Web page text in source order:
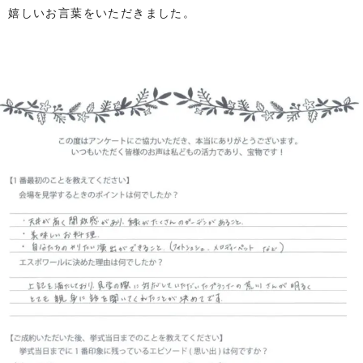
嬉しいお言葉をいただきました。